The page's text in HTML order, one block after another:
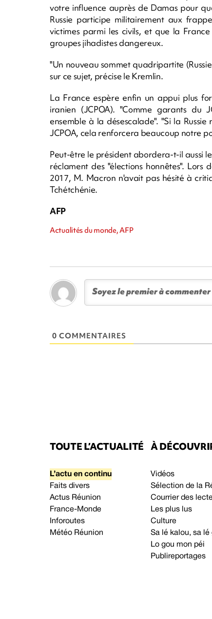
votre influence auprès de Damas pour
Russie participe militairement aux
victimes parmi les civils, et que la
groupes jihadistes dangereux.
"Un nouveau sommet quadripartite
sur ce sujet, précise le Kremlin.
La France espère enfin un appui plus
iranien (JCPOA). "Comme garants du
ensemble à la désescalade". "Si la
JCPOA, cela renforcera beaucoup notre
Peut-être le président abordera-t-il aussi
réclament des "élections honnêtes".
2017, M. Macron n'avait pas hésité à
Tchétchénie.
AFP
Actualités du monde, AFP
0 COMMENTAIRES
TOUTE L’ACTUALITÉ
L’actu en continu
Faits divers
Actus Réunion
France-Monde
Inforoutes
Météo Réunion
À
Vidéos
Sélection de la
Courrier des
Les plus lus
Culture
Sa lé kalou, sa lé
Lo gou mon péi
Publireportages